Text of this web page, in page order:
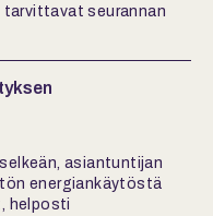
seurannan
asiantuntijan
energiankäytöstä
helposti